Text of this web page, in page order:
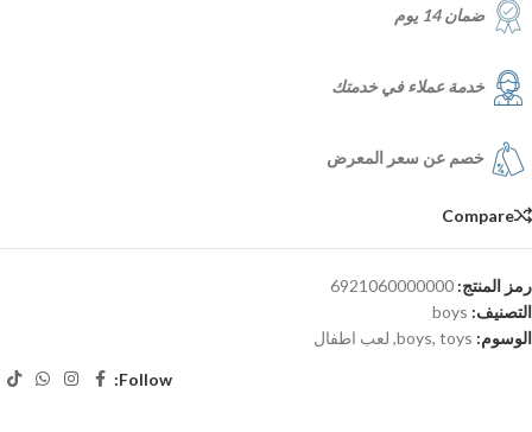
ضمان 14 يوم
خدمة عملاء في خدمتك
خصم عن سعر المعرض
Compare
رمز المنتج: 6921060000000
التصنيف: boys
الوسوم:
boys, toys
, لعب اطفال
Follow: